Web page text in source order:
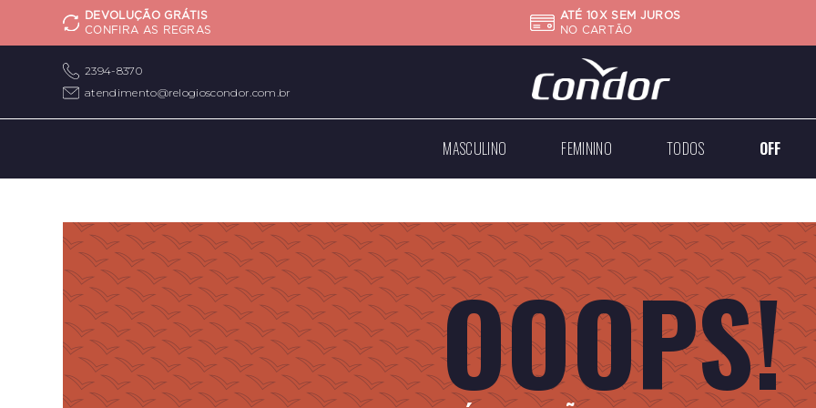
DEVOLUÇÃO GRÁTIS
CONFIRA AS REGRAS
ATÉ 10X SEM JUROS
NO CARTÃO
2394-8370
atendimento@relogioscondor.com.br
MASCULINO
Case
Médios
Dourados
Prateados
Todos
FEMININO
Médios
Grandes
Dourados
Prateados
Todos
TODOS OFF
OOOPS!